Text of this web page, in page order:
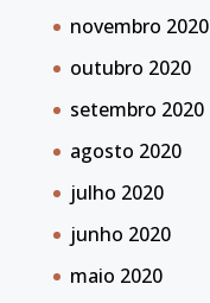
novembro 2020
outubro 2020
setembro 2020
agosto 2020
julho 2020
junho 2020
maio 2020